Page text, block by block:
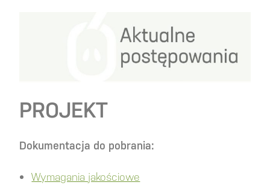
PROJEKT
Dokumentacja do pobrania:
Wymagania jakościowe